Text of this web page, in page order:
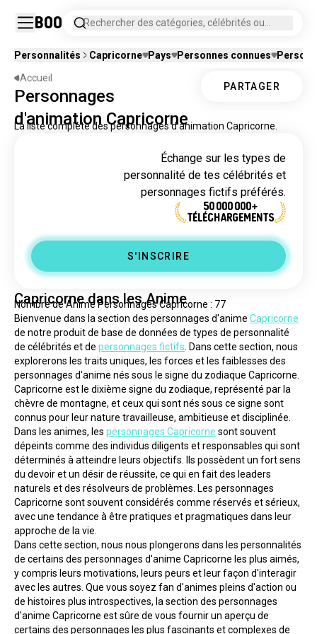
Boo
Rechercher des catégories, célébrités ou
Personnalités
Capricorne Pays Personnes connues
Accueil
Personnages
d'animation Capricorne
PARTAGER
La liste complète des personnages d'animation Capricorne.
Échange sur les types de
personnalité de tes célébrités et
personnages fictifs préférés.
50 000 000+
TÉLÉCHARGEMENTS
S'INSCRIRE
Capricorne dans les Anime
Nombre de Anime Personnages Capricorne : 77
Bienvenue dans la section des personnages d'anime Capricorne
de notre produit de base de données de types de personnalité
de célébrités et de personnages fictifs . Dans cette section, nous
explorerons les traits uniques, les forces et les faiblesses des
personnages d'anime nés sous le signe du zodiaque Capricorne.
Capricorne est le dixième signe du zodiaque, représenté par la
chèvre de montagne, et ceux qui sont nés sous ce signe sont
connus pour leur nature travailleuse, ambitieuse et disciplinée.
Dans les animes, les personnages Capricorne sont souvent
dépeints comme des individus diligents et responsables qui sont
déterminés à atteindre leurs objectifs. Ils possèdent un fort sens
du devoir et un désir de réussite, ce qui en fait des leaders
naturels et des résolveurs de problèmes. Les personnages
Capricorne sont souvent considérés comme réservés et sérieux,
avec une tendance à être pratiques et pragmatiques dans leur
approche de la vie.
Dans cette section, nous nous plongerons dans les personnalités
de certains des personnages d'anime Capricorne les plus aimés,
y compris leurs motivations, leurs peurs et leur façon d'interagir
avec les autres. Que vous soyez fan d'animes pleins d'action ou
de histoires plus introspectives, la section des personnages
d'anime Capricorne est sûre de vous fournir un aperçu de
certains des personnages les plus fascinants et complexes de